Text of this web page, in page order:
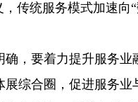
传统服务模式加速向
确，要着力提升服务业
综合圈，促进服务